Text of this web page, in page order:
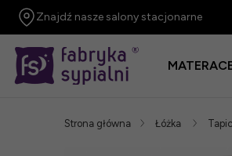
Znajdź nasze salony stacjonarne
Strona główna Łóżka